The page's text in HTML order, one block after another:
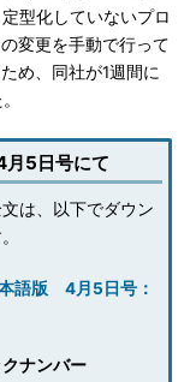
型化していないプロ
変更を手動で行って
め、同社が1週間に
5日号にて
は、以下でダウン
語版 4月5日号：
ナンバー